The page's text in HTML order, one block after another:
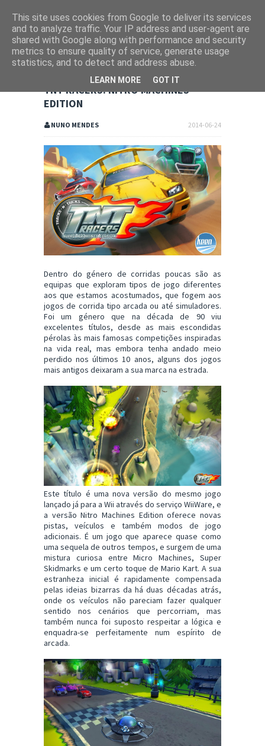
TNT RACERS: NITRO MACHINES
EDITION
2014-06-24
NUNO MENDES
Dentro do género de corridas poucas são as
equipas que exploram tipos de jogo diferentes
aos que estamos acostumados, que fogem aos
jogos de corrida tipo arcada ou até simuladores.
Foi um género que na década de 90 viu
excelentes títulos, desde as mais escondidas
pérolas às mais famosas competições inspiradas
na vida real, mas embora tenha andado meio
perdido nos últimos 10 anos, alguns dos jogos
mais antigos deixaram a sua marca na estrada.
Este título é uma nova versão do mesmo jogo
lançado já para a Wii através do serviço WiiWare, e
a versão Nitro Machines Edition oferece novas
pistas, veículos e também modos de jogo
adicionais. É um jogo que aparece quase como
uma sequela de outros tempos, e surgem de uma
mistura curiosa entre Micro Machines, Super
Skidmarks e um certo toque de Mario Kart. A sua
estranheza inicial é rapidamente compensada
pelas ideias bizarras da há duas décadas atrás,
onde os veículos não pareciam fazer qualquer
sentido nos cenários que percorriam, mas
também nunca foi suposto respeitar a lógica e
enquadra-se perfeitamente num espírito de
arcada.
This site uses cookies from Google to deliver its services
and to analyze traffic. Your IP address and user-agent are
shared with Google along with performance and security
metrics to ensure quality of service, generate usage
statistics, and to detect and address abuse.
LEARN MORE GOT IT